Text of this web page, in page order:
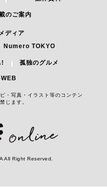
のご案内
ディア
Numero TOKYO
孤独のグルメ
・写真・イラスト等のコンテン
じます。
All Right Reserved.